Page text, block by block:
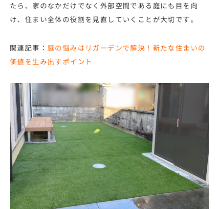
たら、家のなかだけでなく外部空間である庭にも目を向
け、住まい全体の役割を見直していくことが大切です。
関連記事： 庭の悩みはリガーデンで解決！新たな住まいの
価値を生み出すポイント